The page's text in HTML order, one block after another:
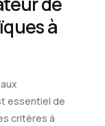
à
essentiel de
critères à